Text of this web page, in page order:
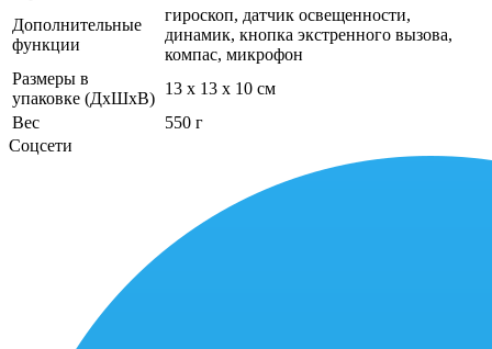
Дополнительные
функции
гироскоп, датчик освещенности,
динамик, кнопка экстренного вызова,
компас, микрофон
Размеры в
упаковке (ДхШхВ)
13 x 13 x 10 см
Вес
550 г
Соцсети